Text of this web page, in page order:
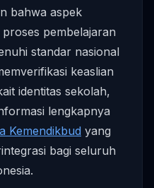
bahwa aspek
pembelajaran
standar nasional
keaslian
identitas sekolah,
lengkapnya
Kemendikbud yang
bagi seluruh